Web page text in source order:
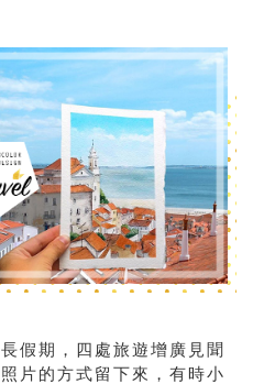
假期，四處旅遊增廣見聞
片的方式留下來，有時小